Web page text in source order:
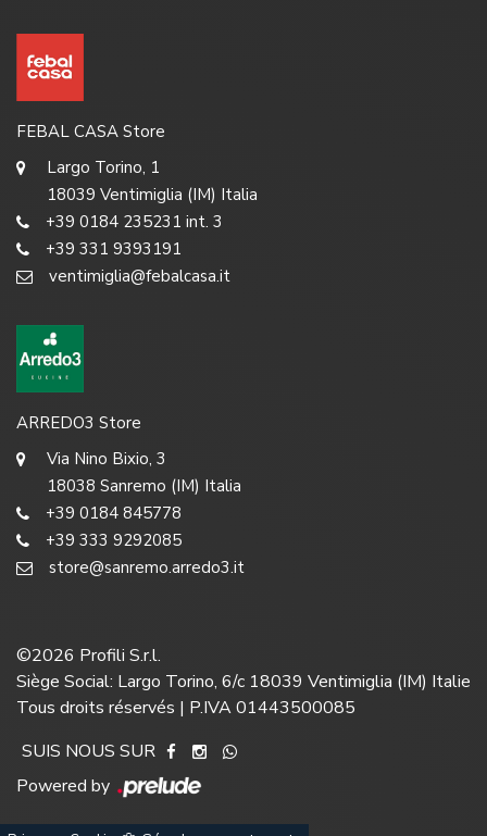
FEBAL CASA Store
Largo Torino, 1
18039 Ventimiglia (IM) Italia
+39 0184 235231 int. 3
+39 331 9393191
ventimiglia@febalcasa.it
ARREDO3 Store
Via Nino Bixio, 3
18038 Sanremo (IM) Italia
+39 0184 845778
+39 333 9292085
store@sanremo.arredo3.it
©2026 Profili S.r.l.
Siège Social: Largo Torino, 6/c 18039 Ventimiglia (IM) Italie
Tous droits réservés | P.IVA 01443500085
SUIS NOUS SUR
Powered by